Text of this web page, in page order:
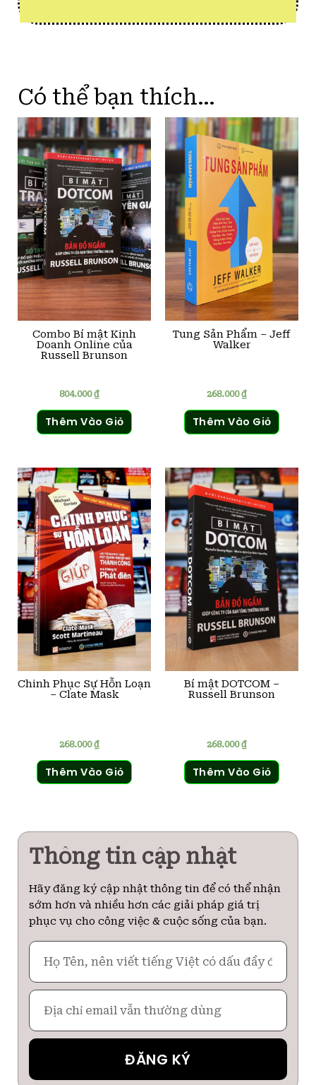
Có thể bạn thích…
Combo Bí mật Kinh
Doanh Online của
Russell Brunson
804.000₫
Thêm Vào Giỏ
Tung Sản Phẩm – Jeff
Walker
268.000₫
Thêm Vào Giỏ
Chinh Phục Sự Hỗn Loạn
– Clate Mask
268.000₫
Thêm Vào Giỏ
Bí mật DOTCOM –
Russell Brunson
268.000₫
Thêm Vào Giỏ
Thông tin cập nhật
Hãy đăng ký cập nhật thông tin để có thể nhận
sớm hơn và nhiều hơn các giải pháp giá trị
phục vụ cho công việc & cuộc sống của bạn.
Họ
Tên
Email
ĐĂNG KÝ